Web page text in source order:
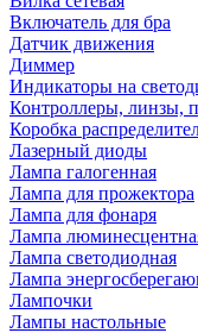
Включатель для бра
Датчик движения
Диммер
Индикаторы на
Контроллеры, линзы,
Коробка
Лазерный диоды
Лампа галогенная
Лампа для прожектора
Лампа для фонаря
Лампа
Лампа светодиодная
Лампа
Лампочки
Лампы настольные